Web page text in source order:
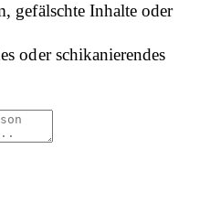
gefälschte Inhalte oder
oder schikanierendes